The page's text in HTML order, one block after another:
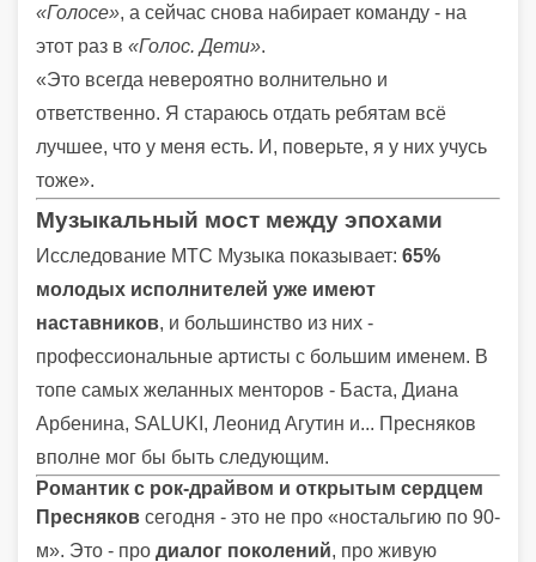
«Голосе», а сейчас снова набирает команду - на
этот раз в «Голос. Дети».
«Это всегда невероятно волнительно и
ответственно. Я стараюсь отдать ребятам всё
лучшее, что у меня есть. И, поверьте, я у них учусь
тоже».
Музыкальный мост между эпохами
Исследование МТС Музыка показывает: 65%
молодых исполнителей уже имеют
наставников, и большинство из них -
профессиональные артисты с большим именем. В
топе самых желанных менторов - Баста, Диана
Арбенина, SALUKI, Леонид Агутин и... Пресняков
вполне мог бы быть следующим.
Романтик с рок-драйвом и открытым сердцем
Пресняков сегодня - это не про «ностальгию по 90-
м». Это - про диалог поколений, про живую